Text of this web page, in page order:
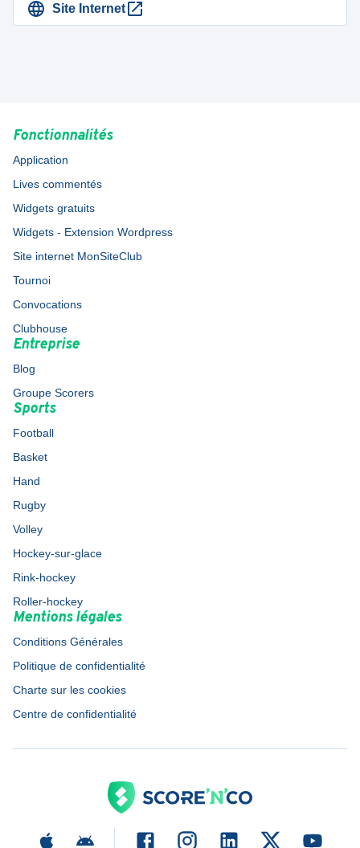
Site Internet
Fonctionnalités
Application
Lives commentés
Widgets gratuits
Widgets - Extension Wordpress
Site internet MonSiteClub
Tournoi
Convocations
Clubhouse
Entreprise
Blog
Groupe Scorers
Sports
Football
Basket
Hand
Rugby
Volley
Hockey-sur-glace
Rink-hockey
Roller-hockey
Mentions légales
Conditions Générales
Politique de confidentialité
Charte sur les cookies
Centre de confidentialité